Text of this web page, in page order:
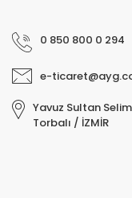
0 850 800 0 294
e-
Yavuz Sultan
Torbalı / İZMİR